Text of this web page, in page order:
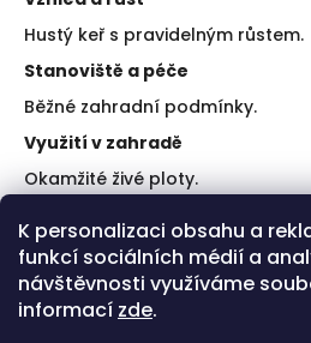
K personalizaci obsahu a
funkcí sociálních médií a
návštěvnosti využíváme
informací zde.
Hustý keř s pravidelným růstem.
Stanoviště a péče
Běžné zahradní podmínky.
Využití v zahradě
Okamžité živé ploty.
Zajistěte dostatek vláhy
Začněte s tvarováním v
Plusy a limity